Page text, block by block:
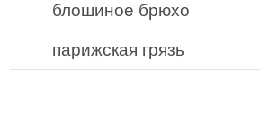
блошиное брюхо
парижская грязь